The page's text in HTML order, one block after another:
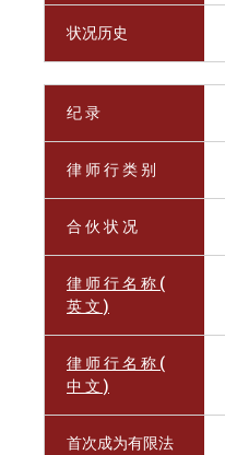
状况历史
纪 录
律 师 行 类 别
合 伙 状 况
律 师 行 名 称 (
英 文 )
律 师 行 名 称 (
中 文 )
首次成为有限法